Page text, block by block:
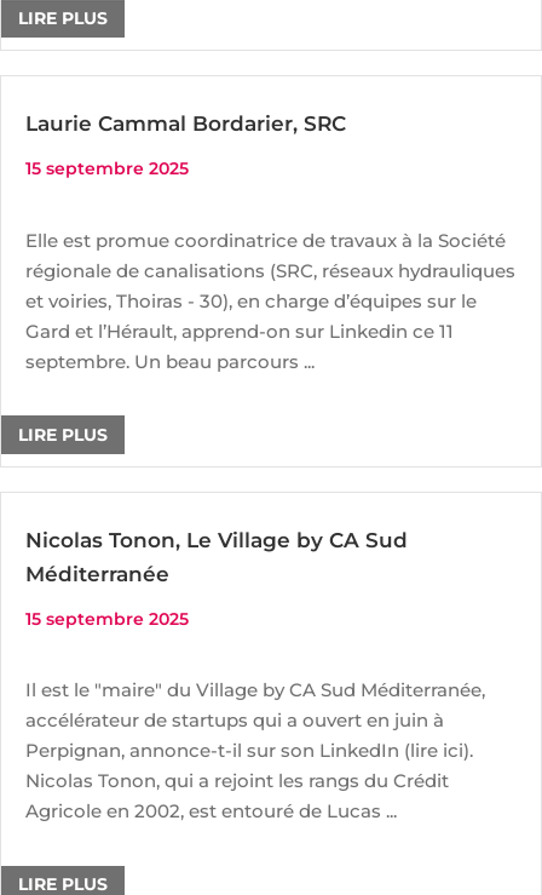
LIRE PLUS
Laurie Cammal Bordarier, SRC
15 septembre 2025
Elle est promue coordinatrice de travaux à la Société
régionale de canalisations (SRC, réseaux hydrauliques
et voiries, Thoiras - 30), en charge d’équipes sur le
Gard et l’Hérault, apprend-on sur Linkedin ce 11
septembre. Un beau parcours ...
LIRE PLUS
Nicolas Tonon, Le Village by CA Sud
Méditerranée
15 septembre 2025
Il est le "maire" du Village by CA Sud Méditerranée,
accélérateur de startups qui a ouvert en juin à
Perpignan, annonce-t-il sur son LinkedIn (lire ici).
Nicolas Tonon, qui a rejoint les rangs du Crédit
Agricole en 2002, est entouré de Lucas ...
LIRE PLUS